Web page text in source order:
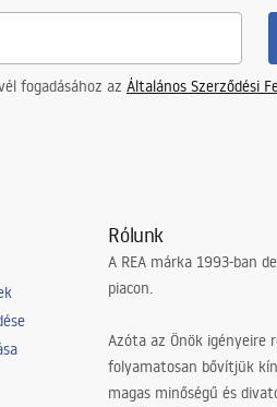
fogadásához az Általános Szerződési
Rólunk
A REA márka 1993-ban
piacon.
Azóta az Önök igényeire
folyamatosan bővítjük
magas minőségű és